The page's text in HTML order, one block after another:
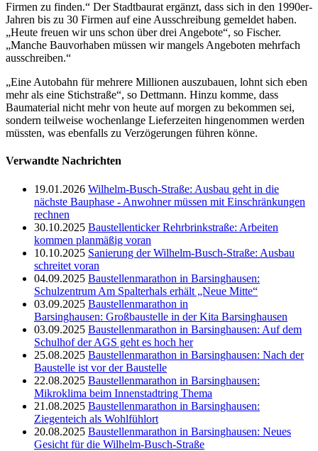
Firmen zu finden.“ Der Stadtbaurat ergänzt, dass sich in den 1990er-
Jahren bis zu 30 Firmen auf eine Ausschreibung gemeldet haben.
„Heute freuen wir uns schon über drei Angebote“, so Fischer.
„Manche Bauvorhaben müssen wir mangels Angeboten mehrfach
ausschreiben.“
„Eine Autobahn für mehrere Millionen auszubauen, lohnt sich eben
mehr als eine Stichstraße“, so Dettmann. Hinzu komme, dass
Baumaterial nicht mehr von heute auf morgen zu bekommen sei,
sondern teilweise wochenlange Lieferzeiten hingenommen werden
müssten, was ebenfalls zu Verzögerungen führen könne.
Verwandte Nachrichten
19.01.2026 Wilhelm-Busch-Straße: Ausbau geht in die
nächste Bauphase - Anwohner müssen mit Einschränkungen
rechnen
30.10.2025 Baustellenticker Rehrbrinkstraße: Arbeiten
kommen planmäßig voran
10.10.2025 Sanierung der Wilhelm-Busch-Straße: Ausbau
schreitet voran
04.09.2025 Baustellenmarathon in Barsinghausen:
Schulzentrum Am Spalterhals erhält „Neue Mitte“
03.09.2025 Baustellenmarathon in
Barsinghausen: Großbaustelle in der Kita Barsinghausen
03.09.2025 Baustellenmarathon in Barsinghausen: Auf dem
Schulhof der AGS geht es hoch her
25.08.2025 Baustellenmarathon in Barsinghausen: Nach der
Baustelle ist vor der Baustelle
22.08.2025 Baustellenmarathon in Barsinghausen:
Mikroklima beim Innenstadtring Thema
21.08.2025 Baustellenmarathon in Barsinghausen:
Ziegenteich als Wohlfühlort
20.08.2025 Baustellenmarathon in Barsinghausen: Neues
Gesicht für die Wilhelm-Busch-Straße